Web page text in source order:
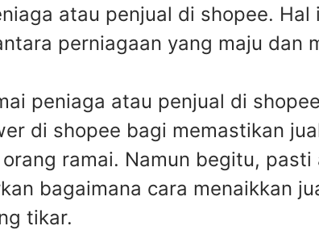
atau penjual di shopee.
perniagaan yang maju dan
peniaga atau penjual di
di shopee bagi memastikan
ramai. Namun begitu,
bagaimana cara menaikkan
tikar.